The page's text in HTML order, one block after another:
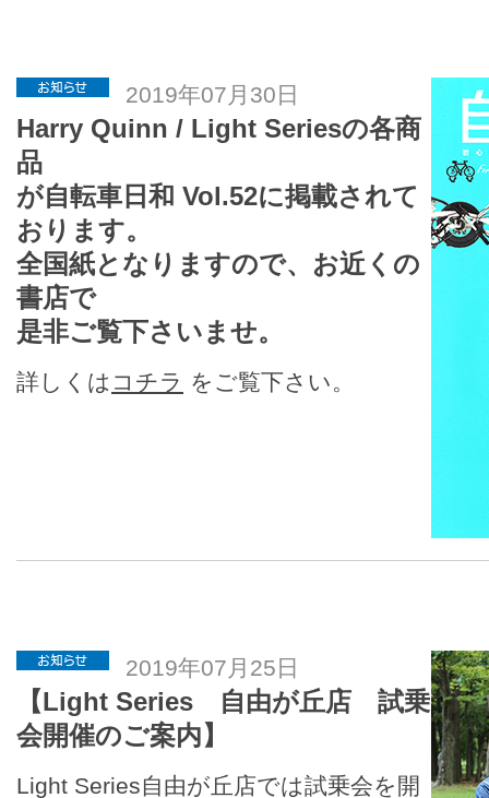
2019年07月30日
Harry Quinn / Light Seriesの各商
品
が自転車日和 Vol.52に掲載されて
おります。
全国紙となりますので、お近くの
書店で
是非ご覧下さいませ。
詳しくは コチラ をご覧下さい。
2019年07月25日
【Light Series 自由が丘店 試乗
会開催のご案内】
Light Series自由が丘店では試乗会を開